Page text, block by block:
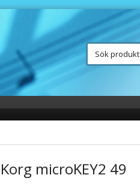
Korg microKEY2 49